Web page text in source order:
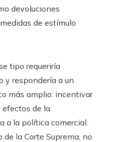
devoluciones
de estímulo
tipo requeriría
y respondería a un
más amplio: incentivar
efectos de la
a la política comercial.
la Corte Suprema, no